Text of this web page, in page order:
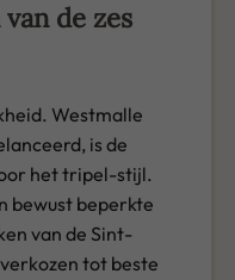
de zes
Westmalle
is de
het tripel-stijl.
bewust beperkte
van de Sint-
tot beste